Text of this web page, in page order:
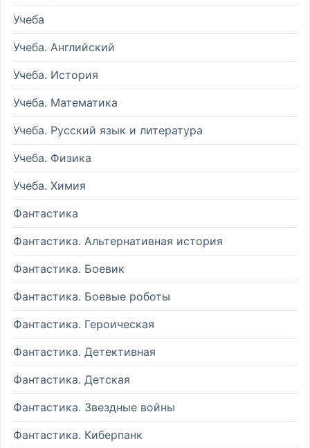
Учеба
Учеба. Английский
Учеба. История
Учеба. Математика
Учеба. Русский язык и литература
Учеба. Физика
Учеба. Химия
Фантастика
Фантастика. Альтернативная история
Фантастика. Боевик
Фантастика. Боевые роботы
Фантастика. Героическая
Фантастика. Детективная
Фантастика. Детская
Фантастика. Звездные войны
Фантастика. Киберпанк